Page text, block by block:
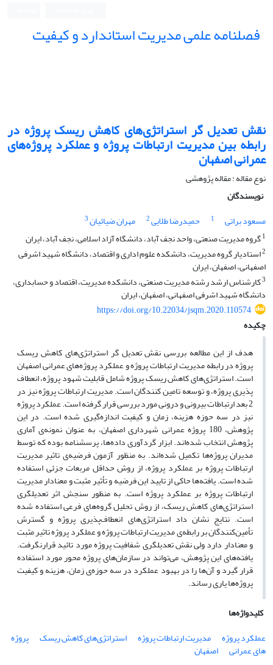
فصلنامه علمی مدیریت استاندارد و کیفیت
نقش تعدیل گر استراتژی‌های کاهش ریسک پروژه در
رابطه بین مدیریت ارتباطات پروژه و عملکرد پروژه‌های
عمرانی اصفهان
نوع مقاله : مقاله پژوهشی
نویسندگان
مسعود براتی
1 حمیدرضا طلایی2 مهران ضیائیان3
1گروه مدیریت صنعتی، واحد نجف آباد، دانشگاه آزاد اسلامی، نجف آباد، ایران
2استادیار گروه مدیریت، دانشکده علوم اداری و اقتصاد، دانشگاه شهید اشرفی
اصفهانی، اصفهان، ایران
3کارشناس ارشد رشته مدیریت صنعتی، دانشکده مدیریت، اقتصاد و حسابداری،
دانشگاه شهید اشرفی اصفهانی، اصفهان، ایران
https://doi.org/10.22034/jsqm.2020.110574
چکیده
هدف از این مطالعه بررسی نقش تعدیل گر استراتژی‌های کاهش ریسک
پروژه در رابطه مدیریت ارتباطات پروژه و عملکرد پروژه‌های عمرانی اصفهان
است. استراتژی‌های کاهش ریسک پروژه شامل قابلیت شهود پروژه، انعطاف
پذیری پروژه، و توسعه تامین کنندگان است. مدیریت ارتباطات پروژه نیز در
2 بعد ارتباطات بیرونی و درونی مورد بررسی قرار گرفته است. عملکرد پروژه
نیز در سه حوزه هزینه، زمان و کیفیت اندازه‌گیری شده است. در این
پژوهش، 180 پروژه عمرانی شهرداری اصفهان، به عنوان نمونه‌ی آماری
پژوهش انتخاب شده‌اند. ابزار گردآوری داده‌ها، پرسشنامه بوده که توسط
مدیران پروژه‌ها تکمیل شده‌اند. به منظور آزمون فرضیه‌ی تاثیر مدیریت
ارتباطات پروژه بر عملکرد پروژه، از روش حداقل مربعات جزئی استفاده
شده است. یافته‌ها حاکی از تایید این فرضیه و تأثیر مثبت و معنادار مدیریت
ارتباطات پروژه بر عملکرد پروژه است. به منظور سنجش اثر تعدیلگری
استراتژی‌های کاهش ریسک، از روش تحلیل گروه‌های فرعی استفاده شده
است. نتایج نشان داد استراتژی‌های انعطاف‌پذیری پروژه و گسترش
تأمین‌کنندگان بر رابطه‌ی مدیریت ارتباطات پروژه و عملکرد پروژه‌ تاثیر مثبت
و معنادار دارد ولی نقش تعدیلگری شفافیت پروژه مورد تائید قرارنگرفت.
یافته‌های این پژوهش، می‌تواند در سازمان‌های پروژه محور مورد استفاده
قرار گیرد و آن‌ها را در بهبود عملکرد در سه حوزه‌ی زمان، هزینه و کیفیت
پروژه‌ها یاری رساند.
کلیدواژه‌ها
عملکرد پروژه
مدیریت ارتباطات پروژه استراتژی‌های کاهش ریسک پروژه
های عمرانی اصفهان